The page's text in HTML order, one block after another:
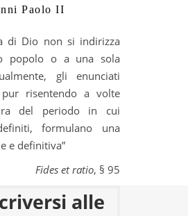
Paolo II
popolo o a una sola
gli enunciati
pur risentendo a volte
del periodo in cui
formulano una
e definitiva”
Fides et ratio, § 95
alle